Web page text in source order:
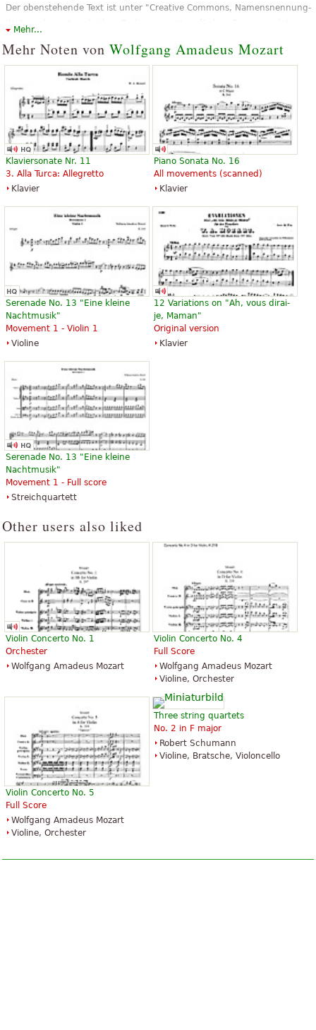
Der obenstehende Text ist unter "Creative Commons, Namensnennung-
Mehr...
Mehr Noten von Wolfgang Amadeus Mozart
Klaviersonate Nr. 11
3. Alla Turca: Allegretto
Klavier
Piano Sonata No. 16
All movements (scanned)
Klavier
Serenade No. 13 "Eine kleine
Nachtmusik"
Movement 1 - Violin 1
Violine
12 Variations on "Ah, vous dirai-
je, Maman"
Original version
Klavier
Serenade No. 13 "Eine kleine
Nachtmusik"
Movement 1 - Full score
Streichquartett
Other users also liked
Violin Concerto No. 1
Orchester
Wolfgang Amadeus Mozart
Violin Concerto No. 4
Full Score
Wolfgang Amadeus Mozart
Violine, Orchester
Violin Concerto No. 5
Full Score
Wolfgang Amadeus Mozart
Violine, Orchester
Three string quartets
No. 2 in F major
Robert Schumann
Violine, Bratsche, Violoncello